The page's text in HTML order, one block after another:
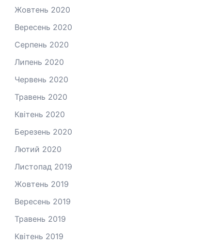
Жовтень 2020
Вересень 2020
Серпень 2020
Липень 2020
Червень 2020
Травень 2020
Квітень 2020
Березень 2020
Лютий 2020
Листопад 2019
Жовтень 2019
Вересень 2019
Травень 2019
Квітень 2019